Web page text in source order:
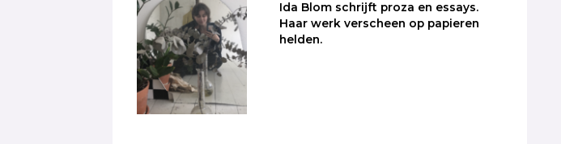
Ida Blom schrijft proza en essays.
Haar werk verscheen op papieren
helden.